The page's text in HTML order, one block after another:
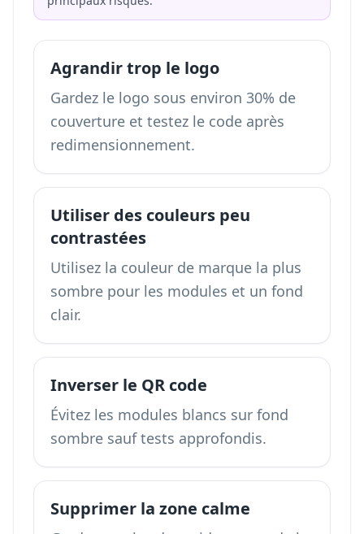
Agrandir trop le logo
Gardez le logo sous environ 30% de
couverture et testez le code après
redimensionnement.
Utiliser des couleurs peu
contrastées
Utilisez la couleur de marque la plus
sombre pour les modules et un fond
clair.
Inverser le QR code
Évitez les modules blancs sur fond
sombre sauf tests approfondis.
Supprimer la zone calme